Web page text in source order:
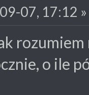
07, 17:12 »
rozumiem
o ile